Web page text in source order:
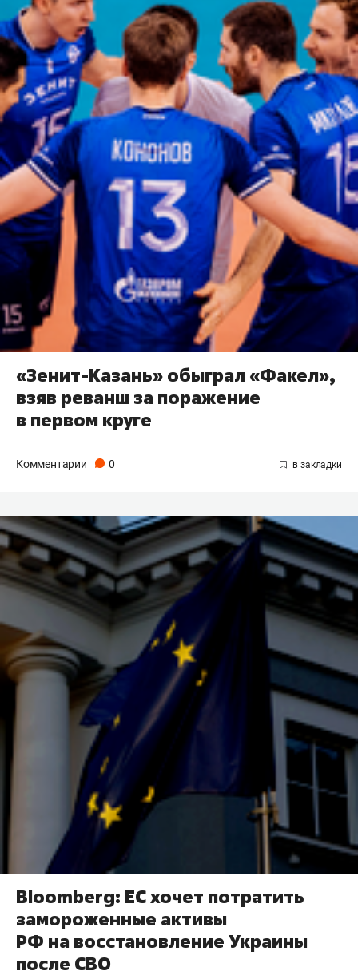
«Зенит-Казань» обыграл «Факел»,
взяв реванш за поражение
в первом круге
Комментарии 0
Bloomberg: ЕС хочет потратить
замороженные активы
РФ на восстановление Украины
после СВО